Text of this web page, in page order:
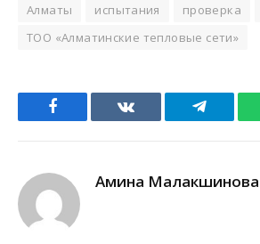
Алматы испытания проверка
ТОО «Алматинские тепловые сети»
Facebook VKontakteTelegram
Амина Малакшинова